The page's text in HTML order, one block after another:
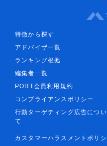
特徴から探す
アドバイザ一覧
ランキング根拠
編集者一覧
PORT会員利用規約
コンプライアンスポリシー
行動ターゲティング広告につい
て
カスタマーハラスメントポリシ